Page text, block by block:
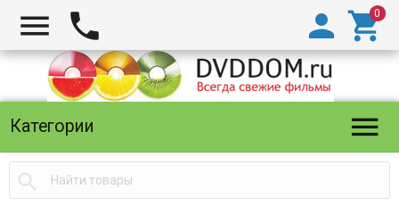
  

Категории 
